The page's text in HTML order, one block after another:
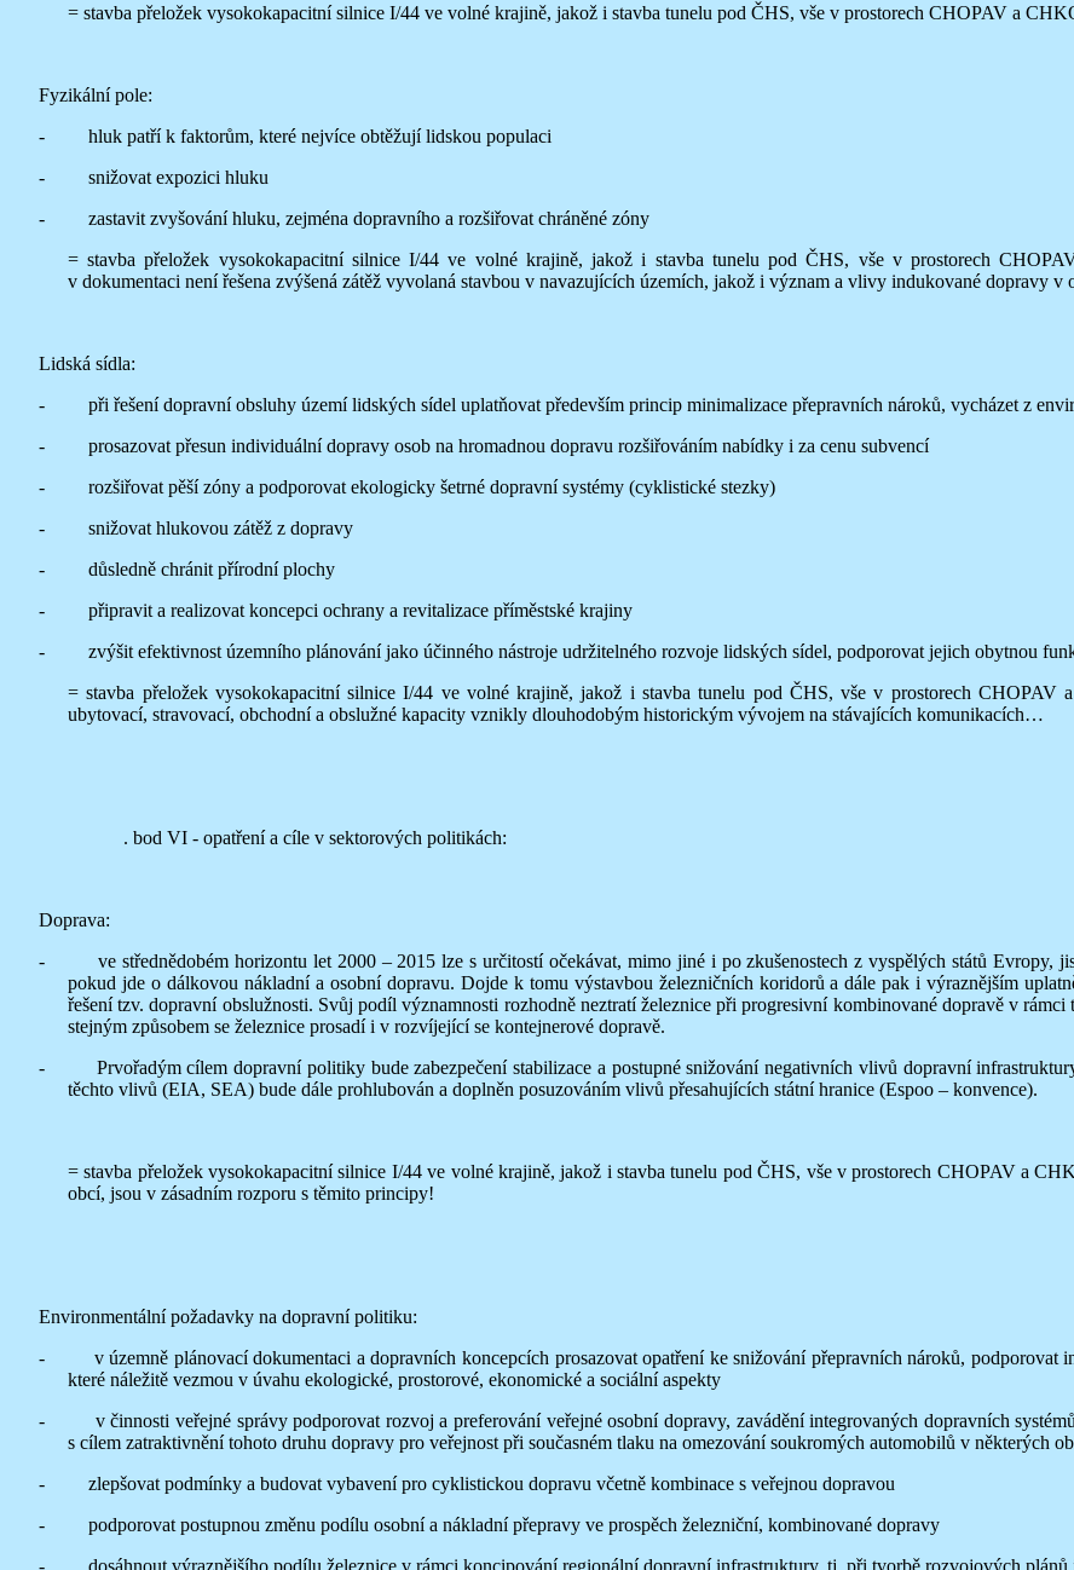
= stavba přeložek vysokokapacitní silnice I/44 ve volné krajině, jakož i stavba tunelu pod ČHS, vše v prostorech CHOPAV a
Fyzikální pole:
- hluk patří k faktorům, které nejvíce obtěžují lidskou populaci
- snižovat expozici hluku
- zastavit zvyšování hluku, zejména dopravního a rozšiřovat chráněné zóny
= stavba přeložek vysokokapacitní silnice I/44 ve volné krajině, jakož i stavba tunelu pod ČHS, vše v prostorech
v dokumentaci není řešena zvýšená zátěž vyvolaná stavbou v navazujících územích, jakož i význam a vlivy indukované dopravy
Lidská sídla:
- při řešení dopravní obsluhy území lidských sídel uplatňovat především princip minimalizace přepravních nároků, vycházet z
- prosazovat přesun individuální dopravy osob na hromadnou dopravu rozšiřováním nabídky i za cenu subvencí
- rozšiřovat pěší zóny a podporovat ekologicky šetrné dopravní systémy (cyklistické stezky)
- snižovat hlukovou zátěž z dopravy
- důsledně chránit přírodní plochy
- připravit a realizovat koncepci ochrany a revitalizace příměstské krajiny
- zvýšit efektivnost územního plánování jako účinného nástroje udržitelného rozvoje lidských sídel, podporovat jejich obytnou
= stavba přeložek vysokokapacitní silnice I/44 ve volné krajině, jakož i stavba tunelu pod ČHS, vše v prostorech
ubytovací, stravovací, obchodní a obslužné kapacity vznikly dlouhodobým historickým vývojem na stávajících komunikacích…
. bod VI - opatření a cíle v sektorových politikách:
Doprava:
- ve střednědobém horizontu let 2000 – 2015 lze s určitostí očekávat, mimo jiné i po zkušenostech z vyspělých států Evropy,
pokud jde o dálkovou nákladní a osobní dopravu. Dojde k tomu výstavbou železničních koridorů a dále pak i výraznějším
řešení tzv. dopravní obslužnosti. Svůj podíl významnosti rozhodně neztratí železnice při progresivní kombinované dopravě v
stejným způsobem se železnice prosadí i v rozvíjející se kontejnerové dopravě.
- Prvořadým cílem dopravní politiky bude zabezpečení stabilizace a postupné snižování negativních vlivů dopravní
těchto vlivů (EIA, SEA) bude dále prohlubován a doplněn posuzováním vlivů přesahujících státní hranice (Espoo – konvence).
= stavba přeložek vysokokapacitní silnice I/44 ve volné krajině, jakož i stavba tunelu pod ČHS, vše v prostorech CHOPAV a
obcí, jsou v zásadním rozporu s těmito principy!
Environmentální požadavky na dopravní politiku:
- v územně plánovací dokumentaci a dopravních koncepcích prosazovat opatření ke snižování přepravních nároků, podporovat
které náležitě vezmou v úvahu ekologické, prostorové, ekonomické a sociální aspekty
- v činnosti veřejné správy podporovat rozvoj a preferování veřejné osobní dopravy, zavádění integrovaných dopravních
s cílem zatraktivnění tohoto druhu dopravy pro veřejnost při současném tlaku na omezování soukromých automobilů v některých
- zlepšovat podmínky a budovat vybavení pro cyklistickou dopravu včetně kombinace s veřejnou dopravou
- podporovat postupnou změnu podílu osobní a nákladní přepravy ve prospěch železniční, kombinované dopravy
- dosáhnout výraznějšího podílu železnice v rámci koncipování regionální dopravní infrastruktury, tj. při tvorbě rozvojových plánů